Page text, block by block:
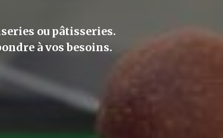
ou pâtisseries.
à vos besoins.